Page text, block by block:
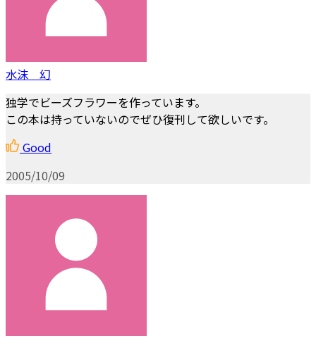
水沫 幻
独学でビーズフラワーを作っています。
この本は持っていないのでぜひ復刊して欲しいです。
Good
2005/10/09